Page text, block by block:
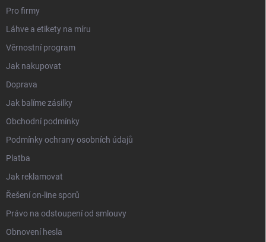
Pro firmy
Láhve a etikety na míru
Věrnostní program
Jak nakupovat
Doprava
Jak balíme zásilky
Obchodní podmínky
Podmínky ochrany osobních údajů
Platba
Jak reklamovat
Řešení on-line sporů
Právo na odstoupení od smlouvy
Obnovení hesla